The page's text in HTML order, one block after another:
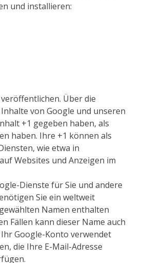
und installieren:
Über die
von Google und unseren
+1 gegeben haben, als
haben. Ihre +1 können als
wie etwa in
Websites und Anzeigen im
Dienste für Sie und andere
Sie ein weltweit
Namen enthalten
Fällen kann dieser Name auch
Google-Konto verwendet
die Ihre E-Mail-Adresse